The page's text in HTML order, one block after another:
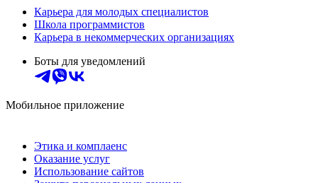
Карьера для молодых специалистов
Школа программистов
Карьера в некоммерческих организациях
Боты для уведомлений
Мобильное приложение
Этика и комплаенс
Оказание услуг
Использование сайтов